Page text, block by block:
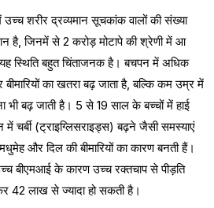
शरीर द्रव्यमान सूचकांक वालों की संख्या
है, जिनमें से 2 करोड़ मोटापे की श्रेणी में आ
यह स्थिति बहुत चिंताजनक है। बचपन में अधिक
का खतरा बढ़ जाता है, बल्कि कम उम्र में
भी बढ़ जाती है। 5 से 19 साल के बच्चों में हाई
(ट्राइग्लिसराइड्स) बढ़ने जैसी समस्याएं
और दिल की बीमारियों का कारण बनती हैं।
के कारण उच्च रक्तचाप से पीड़ति
42 लाख से ज्यादा हो सकती है।